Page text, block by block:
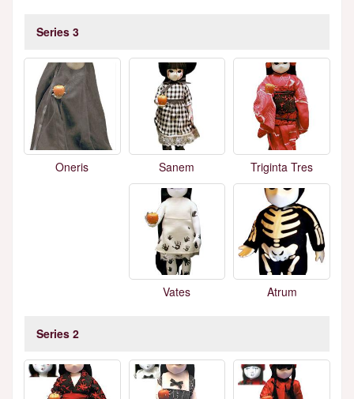
Series 3
Oneris Sanem Triginta Tres
Vates Atrum
Series 2